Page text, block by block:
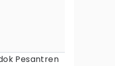
Pesantren